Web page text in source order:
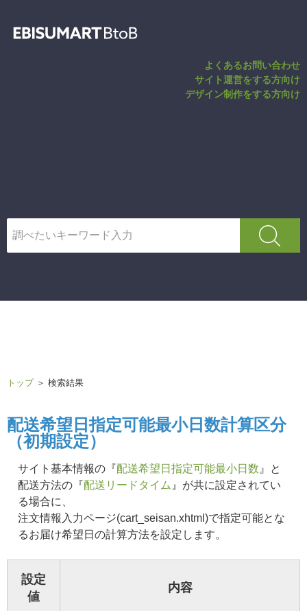
よくあるお問い合わせ
サイト運営をする方向け
デザイン制作をする方向け
トップ ＞ 検索結果
配送希望日指定可能最小日数計算区分
（初期設定）
サイト基本情報の『配送希望日指定可能最小日数 』と
配送方法の『配送リードタイム 』が共に設定されてい
る場合に、
注文情報入力ページ(cart_seisan.xhtml)で指定可能とな
るお届け希望日の計算方法を設定します。
設定
値
内容